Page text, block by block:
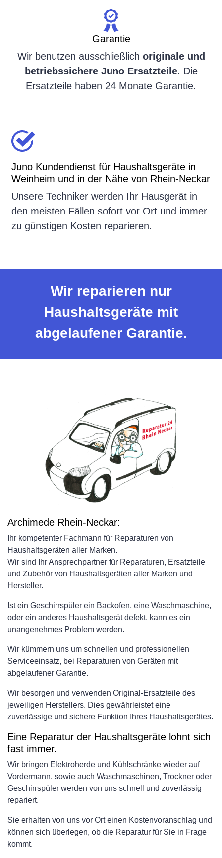
Garantie
Wir benutzen ausschließlich originale und
betriebssichere Juno Ersatzteile. Die
Ersatzteile haben 24 Monate Garantie.
Juno Kundendienst für Haushaltsgeräte in
Weinheim und in der Nähe von Rhein-Neckar
Unsere Techniker werden Ihr Hausgerät in
den meisten Fällen sofort vor Ort und immer
zu günstigen Kosten reparieren.
Wir reparieren nur
Haushaltsgeräte mit
abgelaufener Garantie.
Archimede Rhein-Neckar:
Ihr kompetenter Fachmann für Reparaturen von
Haushaltsgeräten aller Marken.
Wir sind Ihr Ansprechpartner für Reparaturen, Ersatzteile
und Zubehör von Haushaltsgeräten aller Marken und
Hersteller.
Ist ein Geschirrspüler ein Backofen, eine Waschmaschine,
oder ein anderes Haushaltsgerät defekt, kann es ein
unangenehmes Problem werden.
Wir kümmern uns um schnellen und professionellen
Serviceeinsatz, bei Reparaturen von Geräten mit
abgelaufener Garantie.
Wir besorgen und verwenden Original-Ersatzteile des
jeweiligen Herstellers. Dies gewährleistet eine
zuverlässige und sichere Funktion Ihres Haushaltsgerätes.
Eine Reparatur der Haushaltsgeräte lohnt sich
fast immer.
Wir bringen Elektroherde und Kühlschränke wieder auf
Vordermann, sowie auch Waschmaschinen, Trockner oder
Geschirrspüler werden von uns schnell und zuverlässig
repariert.
Sie erhalten von uns vor Ort einen Kostenvoranschlag und
können sich überlegen, ob die Reparatur für Sie in Frage
kommt.